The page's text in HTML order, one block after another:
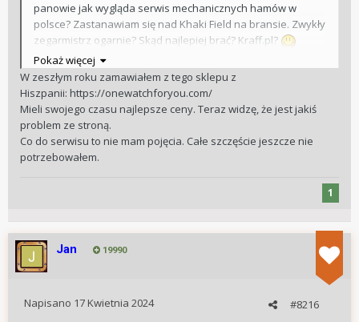
panowie jak wygląda serwis mechanicznych hamów w
polsce? Zastanawiam się nad Khaki Field na bransie. Zwykły
zegarmistrz ogarnie? Skąd najlepiej brać? Kraff.pl?
Pokaż więcej
W zeszłym roku zamawiałem z tego sklepu z
Hiszpanii: https://onewatchforyou.com/
Mieli swojego czasu najlepsze ceny. Teraz widzę, że jest jakiś
problem ze stroną.
Co do serwisu to nie mam pojęcia. Całe szczęście jeszcze nie
potrzebowałem.
1
Jan 19990
#8216
Napisano 17 Kwietnia 2024